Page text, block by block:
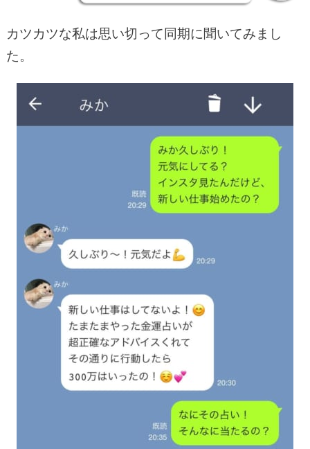
カツカツな私は思い切って同期に聞いてみまし
た。